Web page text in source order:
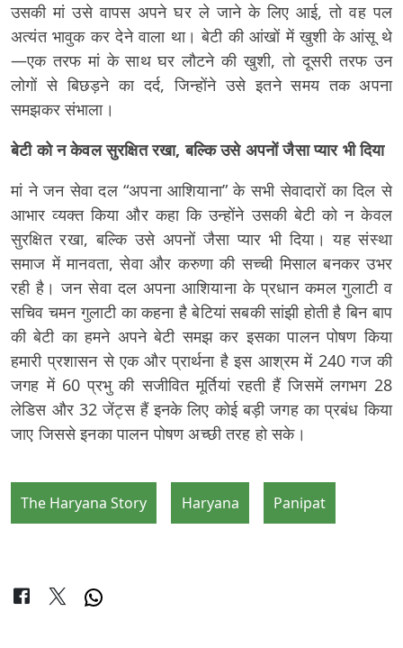
उसकी मां उसे वापस अपने घर ले जाने के लिए आई, तो वह पल
अत्यंत भावुक कर देने वाला था। बेटी की आंखों में खुशी के आंसू थे
—एक तरफ मां के साथ घर लौटने की खुशी, तो दूसरी तरफ उन
लोगों से बिछड़ने का दर्द, जिन्होंने उसे इतने समय तक अपना
समझकर संभाला।
बेटी को न केवल सुरक्षित रखा, बल्कि उसे अपनों जैसा प्यार भी दिया
मां ने जन सेवा दल “अपना आशियाना” के सभी सेवादारों का दिल से
आभार व्यक्त किया और कहा कि उन्होंने उसकी बेटी को न केवल
सुरक्षित रखा, बल्कि उसे अपनों जैसा प्यार भी दिया। यह संस्था
समाज में मानवता, सेवा और करुणा की सच्ची मिसाल बनकर उभर
रही है। जन सेवा दल अपना आशियाना के प्रधान कमल गुलाटी व
सचिव चमन गुलाटी का कहना है बेटियां सबकी सांझी होती है बिन बाप
की बेटी का हमने अपने बेटी समझ कर इसका पालन पोषण किया
हमारी प्रशासन से एक और प्रार्थना है इस आश्रम में 240 गज की
जगह में 60 प्रभु की सजीवित मूर्तियां रहती हैं जिसमें लगभग 28
लेडिस और 32 जेंट्स हैं इनके लिए कोई बड़ी जगह का प्रबंध किया
जाए जिससे इनका पालन पोषण अच्छी तरह हो सके।
The Haryana Story Haryana Panipat